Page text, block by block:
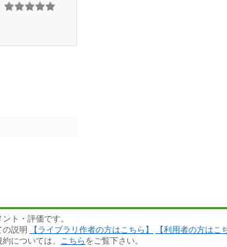
ト・評価です。
の説明
【ライブラリ作者の方はこちら】
【利用者の方はこ
については、
こちら をご覧下さい。